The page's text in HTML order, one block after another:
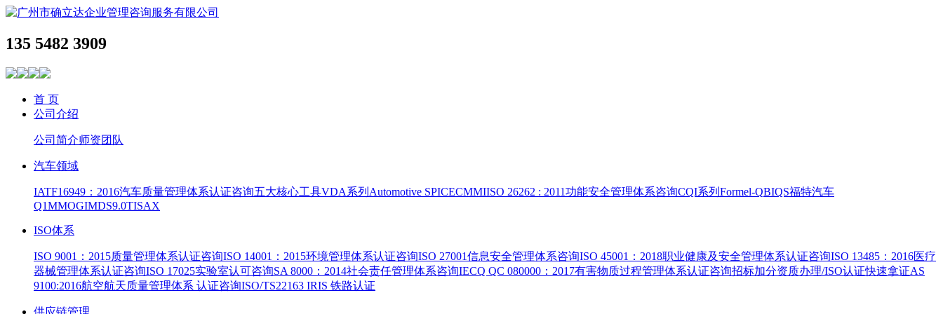
135 5482 3909
首 页
公司介绍
公司简介师资团队
汽车领域
IATF16949：2016汽车质量管理体系认证咨询五大核心工具VDA系列 Automotive SPICECMMIISO 26262 : 2011功能安全管理体系咨询CQI系列 Formel-QBIQS福特汽车
Q1MMOGIMDS9.0TISAX
ISO体系
ISO 9001：2015质量管理体系认证咨询ISO 14001：2015环境管理体系认证咨询ISO 27001信息安全管理体系咨询ISO 45001：2018职业健康及安全管理体系认证咨询ISO 13485：2016医疗
器械管理体系认证咨询ISO 17025实验室认可咨询SA 8000：2014社会责任管理体系咨询IECQ QC 080000：2017有害物质过程管理体系认证咨询招标加分资质办理/ISO认证快速拿证AS
9100:2016航空航天质量管理体系 认证咨询ISO/TS22163 IRIS 铁路认证
供应链管理